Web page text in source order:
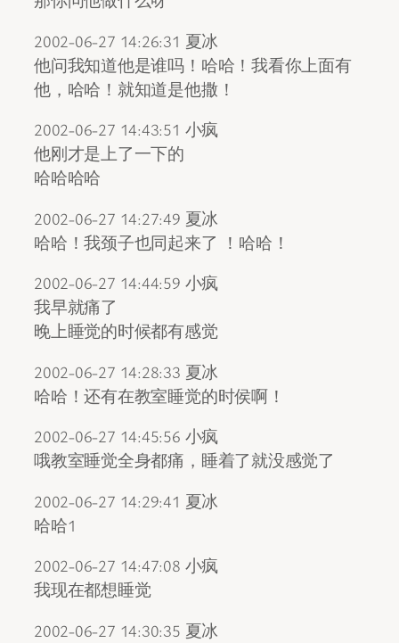
2002-06-27 14:26:31 夏冰
他问我知道他是谁吗！哈哈！我看你上面有
他，哈哈！就知道是他撒！
2002-06-27 14:43:51 小疯
他刚才是上了一下的
哈哈哈哈
2002-06-27 14:27:49 夏冰
哈哈！我颈子也同起来了 ！哈哈！
2002-06-27 14:44:59 小疯
我早就痛了
晚上睡觉的时候都有感觉
2002-06-27 14:28:33 夏冰
哈哈！还有在教室睡觉的时侯啊！
2002-06-27 14:45:56 小疯
哦教室睡觉全身都痛，睡着了就没感觉了
2002-06-27 14:29:41 夏冰
哈哈1
2002-06-27 14:47:08 小疯
我现在都想睡觉
2002-06-27 14:30:35 夏冰